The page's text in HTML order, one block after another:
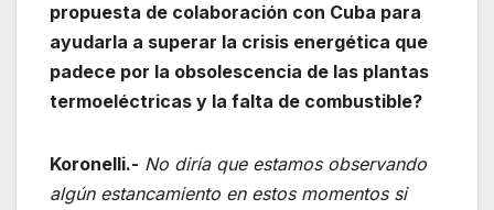
propuesta de colaboración con Cuba para
ayudarla a superar la crisis energética que
padece por la obsolescencia de las plantas
termoeléctricas y la falta de combustible?
Koronelli.- No diría que estamos observando
algún estancamiento en estos momentos si